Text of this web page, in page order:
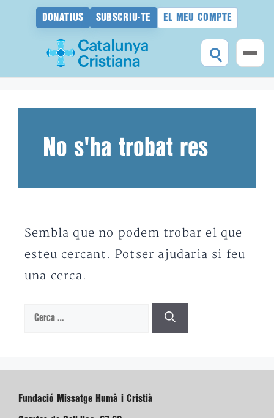
DONATIUS SUBSCRIU-TE EL MEU COMPTE
No s'ha trobat res
Sembla que no podem trobar el que
esteu cercant. Potser ajudaria si feu
una cerca.
Cerca:
Fundació Missatge Humà i Cristià